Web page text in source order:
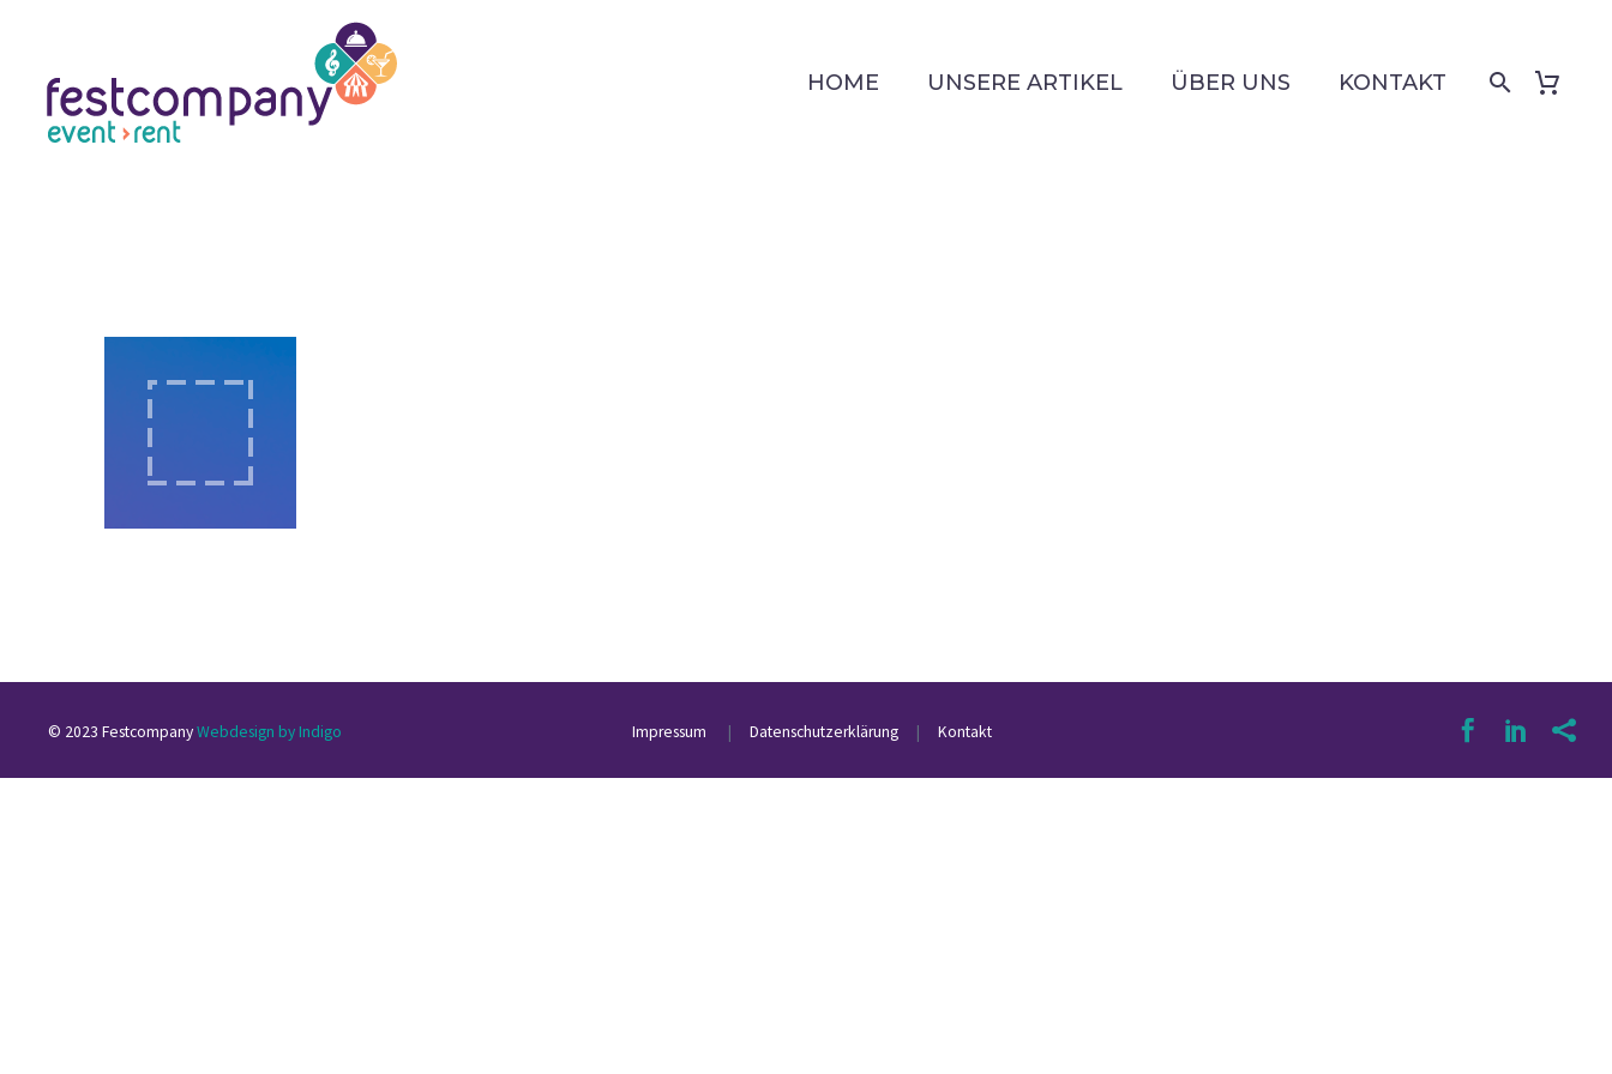
HOME UNSERE ARTIKEL ÜBER UNS KONTAKT
© 2023 FestcompanyWebdesign by Indigo Impressum | Datenschutzerklärung | Kontakt